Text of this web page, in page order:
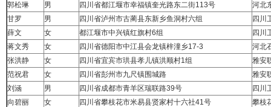
郭松琳
男 四川省都江堰市幸福镇奎光路东二街113号
河北
甘罗
男 四川省泸州市古蔺县东新乡鱼洞村六组
四川
薛文
女 都江堰市中兴镇红旗村6组
四川
蒋文秀
女 四川省德阳市中江县会龙镇梓潼乡17-3
河北
张洪静
女 四川省宜宾市珙县孝儿镇洪顺村1组
雅安
范祝君
女 四川省彭州市九尺镇围城路
雅安
刘涵
男 四川省成都市青羊区瑞联路39号
四川
向碧丽
女 四川省攀枝花市米易县贤家村十六社41号
攀枝